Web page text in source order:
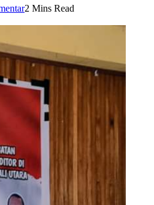
2 Mins Read